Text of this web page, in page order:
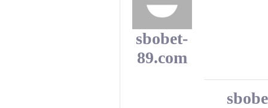
sbobet-
89.com